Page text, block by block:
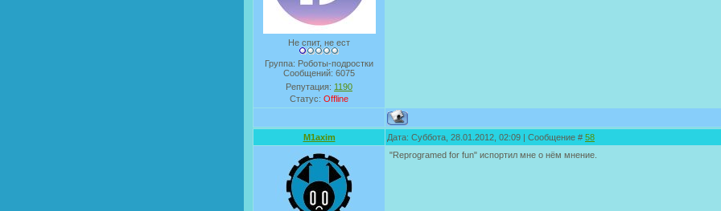
Не спит, не ест
Группа: Роботы-подростки
Сообщений: 6075
Репутация: 1190
Статус: Offline
M1axim Дата: Суббота, 28.01.2012, 02:09 | Сообщение # 58
"Reprogramed for fun" испортил мне о нём мнение.